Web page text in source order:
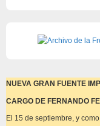
NUEVA GRAN FUENTE
CARGO DE FERNANDO
El 15 de septiembre, y